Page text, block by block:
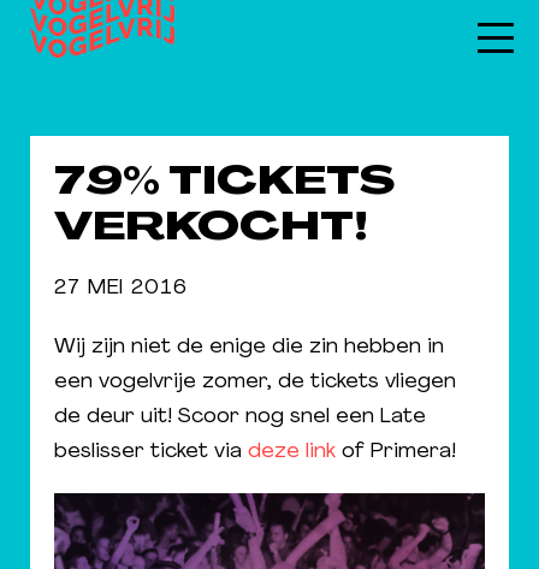
79% TICKETS
VERKOCHT!
27 MEI 2016
Wij zijn niet de enige die zin hebben in
een vogelvrije zomer, de tickets vliegen
de deur uit! Scoor nog snel een Late
beslisser ticket via deze link of Primera!